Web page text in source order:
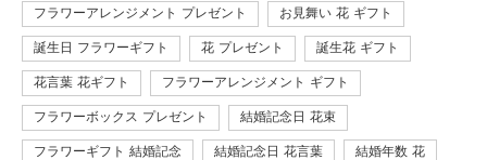
フラワーアレンジメント プレゼント お見舞い 花 ギフト
誕生日 フラワーギフト 花 プレゼント 誕生花 ギフト
花言葉 花ギフト フラワーアレンジメント ギフト
フラワーボックス プレゼント 結婚記念日 花束
フラワーギフト 結婚記念 結婚記念日 花言葉 結婚年数 花